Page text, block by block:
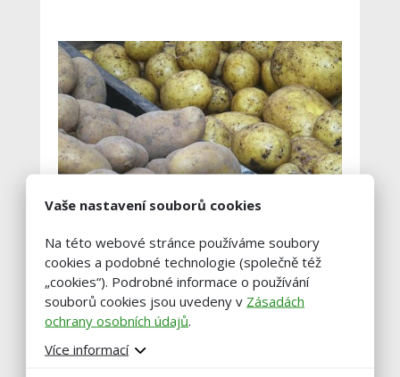
Cenovka – brambory – květen 2022
Vaše nastavení souborů cookies
Na této webové stránce používáme soubory
cookies a podobné technologie (společně též
„cookies“). Podrobné informace o používání
souborů cookies jsou uvedeny v Zásadách
ochrany osobních údajů.
Více informací